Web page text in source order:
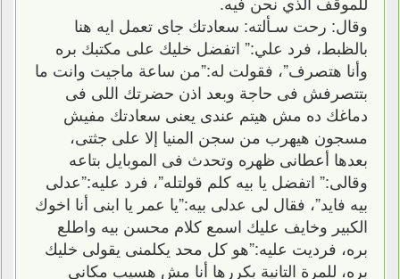
وقال: رحت سـألته: سعادتك جاى تعمل ايه هنا
بالظبط، فرد علي:” اتفضل خليك على مكتبك بره
وأنا هتصرف”، فقولت له:”من ساعة ماجيت وانت ما
بتتصرفش فى حاجة وبعد اذن حضرتك اللى فى
دماغك ده مش هيتم عندى يعنى سعادتك مفيش
مسجون هيهرب من سجن المنيا إلا على جثتى،
بعدها أعطانى ظهره وتحدث فى الموبايل بتاعه
وقالى:” اتفضل يا بيه كلم قولتله”، فرد عليه:”عدلى
بيه فايد”، فقال لى عدلى بيه:”يا عمر يا ابنى أنا اخوك
الكبير وخايف عليك اسمع كلام محسن بيه واطلع
بره، فرديت عليه:”هو كل محد يكلمنى يقولى خليك
بره، للمرة التانية بكررها أنا مش هسيب مكانى